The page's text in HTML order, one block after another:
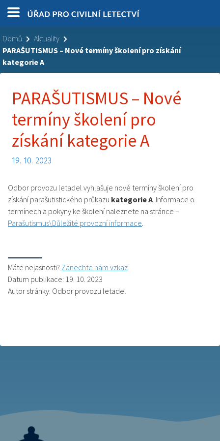
Domů
Aktuality
PARAŠUTISMUS – Nové termíny školení pro získání
kategorie A
PARAŠUTISMUS – Nové
termíny školení pro
získání kategorie A
19. 10. 2023
Odbor provozu letadel vyhlašuje nové termíny školení pro
získání parašutistického průkazu kategorie A. Informace o
termínech a pokyny ke školení naleznete na stránce –
Parašutismus\Důležité provozní informace.
Máte nejasnosti? Zanechte nám vzkaz
Datum publikace: 19. 10. 2023
Autor stránky: Odbor provozu letadel